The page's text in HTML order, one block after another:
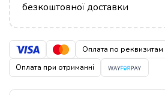
безкоштовної доставки
Оплата по реквизитам
Оплата при отриманні